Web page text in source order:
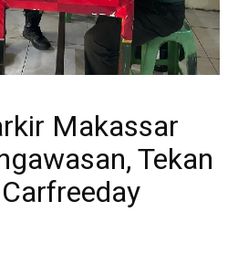
Makassar
Tekan